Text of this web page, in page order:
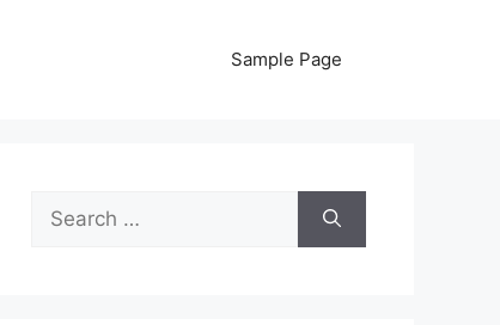
Sample Page
Search
for: